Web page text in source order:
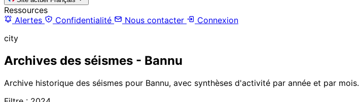
Ressources
Alertes
Confidentialité Nous contacter
Connexion
city
Archives des séismes - Bannu
Archive historique des séismes pour Bannu, avec synthèses d'activité par année et par mois.